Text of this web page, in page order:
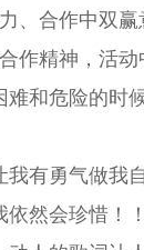
、合作中双赢
作精神，活
和危险的时
有勇气做我
然会珍惜！！